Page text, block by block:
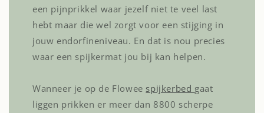
een pijnprikkel waar jezelf niet te veel last
hebt maar die wel zorgt voor een stijging in
jouw endorfineniveau. En dat is nou precies
waar een spijkermat jou bij kan helpen.
Wanneer je op de Flowee spijkerbed gaat
liggen prikken er meer dan 8800 scherpe